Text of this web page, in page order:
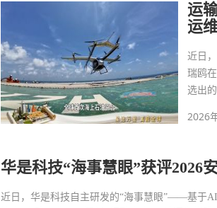
运
运
近日
瑞鸥
选出
2026
华是科技“海事慧眼”获评2026
近日，华是科技自主研发的“海事慧眼”——基于